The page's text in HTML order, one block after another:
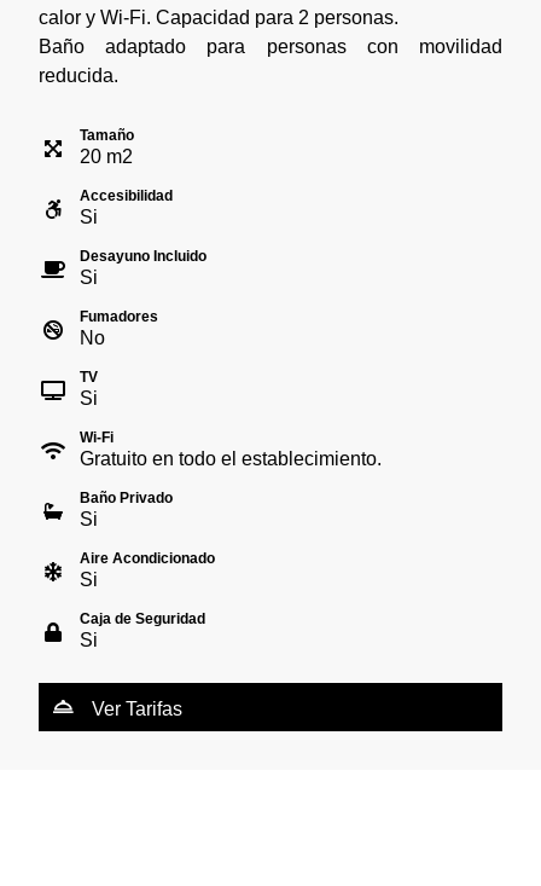
calor y Wi-Fi. Capacidad para 2 personas.
Baño adaptado para personas con movilidad
reducida.
Tamaño
20 m2
Accesibilidad
Si
Desayuno Incluido
Si
Fumadores
No
TV
Si
Wi-Fi
Gratuito en todo el establecimiento.
Baño Privado
Si
Aire Acondicionado
Si
Caja de Seguridad
Si
Ver Tarifas